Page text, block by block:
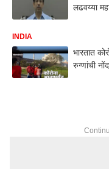
लढवय्या
INDIA
भारतात
रुग्णांची नोंद